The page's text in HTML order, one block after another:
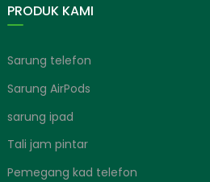
PRODUK KAMI
Sarung telefon
Sarung AirPods
sarung ipad
Tali jam pintar
Pemegang kad telefon